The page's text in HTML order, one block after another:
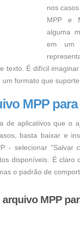
nos
MPP e
alguma
em um
texto. É difícil
formato que suporte
MPP
de aplicativos que o
basta baixar e
- selecionar "Salvar
disponíveis. É claro
o padrão de
MPP